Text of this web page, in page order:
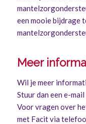
een mooie bijdrage
Meer
Wil je meer
Stuur dan een e-
Voor vragen over
met Facit via